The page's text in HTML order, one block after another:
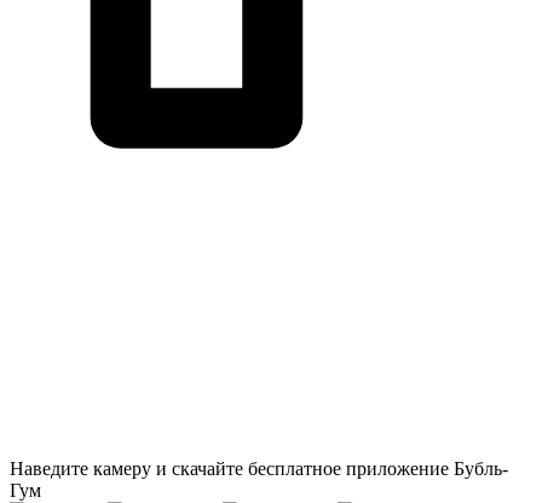
Наведите камеру и скачайте бесплатное приложение Бубль-
Гум